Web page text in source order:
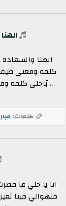
الهنا
كلمه ومعنى
.. بْاحلى كلمه
كلمات:
انا يا خلي ما
منهوالي فينا